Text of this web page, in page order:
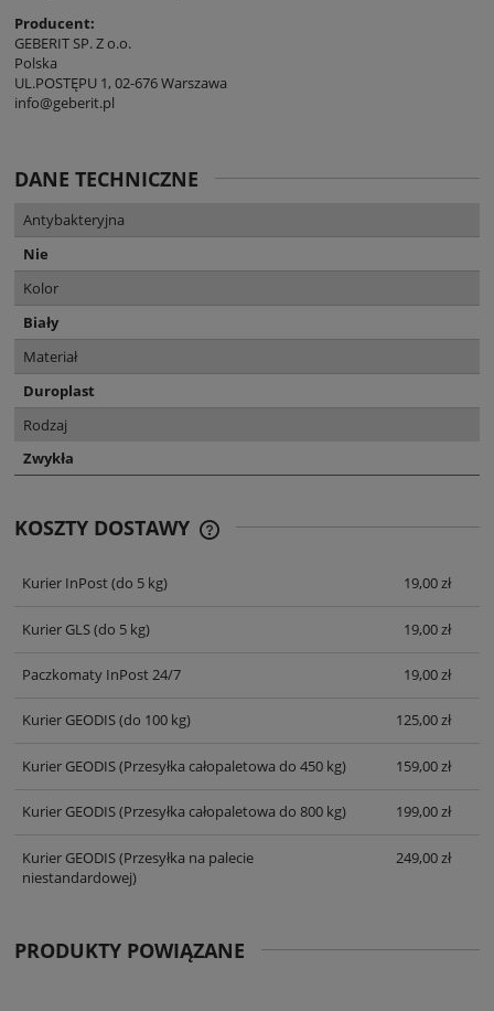
Producent:
GEBERIT SP. Z o.o.
Polska
UL.POSTĘPU 1, 02-676 Warszawa
info@geberit.pl
DANE TECHNICZNE
Antybakteryjna
Nie
Kolor
Biały
Materiał
Duroplast
Rodzaj
Zwykła
KOSZTY DOSTAWY
Kurier InPost(do 5 kg) 19,00 zł
Kurier GLS(do 5 kg) 19,00 zł
Paczkomaty InPost 24/7 19,00 zł
Kurier GEODIS(do 100 kg) 125,00 zł
Kurier GEODIS(Przesyłka całopaletowa do 450 kg) 159,00 zł
Kurier GEODIS(Przesyłka całopaletowa do 800 kg) 199,00 zł
Kurier GEODIS(Przesyłka na palecie
niestandardowej)
249,00 zł
PRODUKTY POWIĄZANE